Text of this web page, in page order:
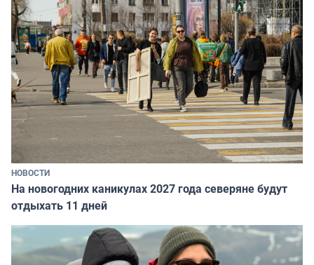
НОВОСТИ
На новогодних каникулах 2027 года северяне будут
отдыхать 11 дней